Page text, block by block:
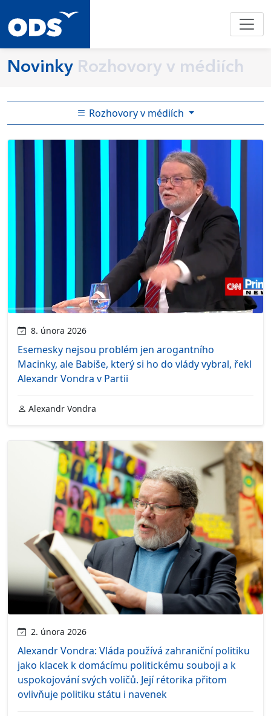
Novinky Rozhovory v médiích
Rozhovory v médiích
8. února 2026
Esemesky nejsou problém jen arogantního
Macinky, ale Babiše, který si ho do vlády vybral, řekl
Alexandr Vondra v Partii
Alexandr Vondra
2. února 2026
Alexandr Vondra: Vláda používá zahraniční politiku
jako klacek k domácímu politickému souboji a k
uspokojování svých voličů. Její rétorika přitom
ovlivňuje politiku státu i navenek